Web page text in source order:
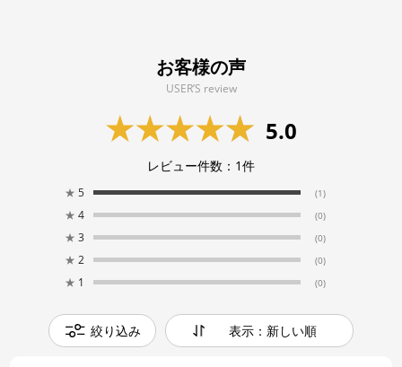
お客様の声
USER’S review
5.0
レビュー件数： 1件
★ 5 (1)
★ 4 (0)
★ 3 (0)
★ 2 (0)
★ 1 (0)
絞り込み 表示：新しい順